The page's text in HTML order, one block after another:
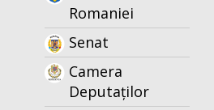
Romaniei
Senat
Camera
Deputaților